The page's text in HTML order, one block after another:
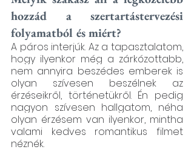
hozzád a szertartástervezési
folyamatból és miért?
A páros interjúk. Az a tapasztalatom,
hogy ilyenkor még a zárkózottabb,
nem annyira beszédes emberek is
olyan szívesen beszélnek az
érzéseikről, történetükről. Én pedig
nagyon szívesen hallgatom, néha
olyan érzésem van ilyenkor, mintha
valami kedves romantikus filmet
néznék.